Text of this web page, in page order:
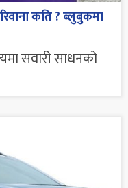
कति ? ब्लुबुकमा
सवारी साधनको